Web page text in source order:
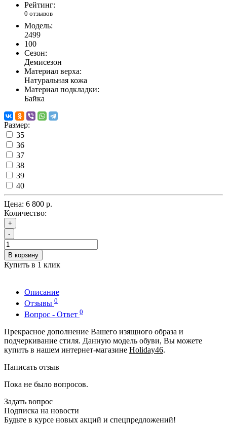
Рейтинг:
0 отзывов
Модель:
2499
100
Сезон:
Демисезон
Материал верха:
Натуральная кожа
Материал подкладки:
Байка
Размер:
35
36
37
38
39
40
Цена: 6 800 р.
Количество:
+
-
В корзину
Купить в 1 клик
Описание
Отзывы 0
Вопрос - Ответ 0
Прекрасное дополнение Вашего изящного образа и
подчеркивание стиля. Данную модель обуви, Вы можете
купить в нашем интернет-магазине Holiday46.
Написать отзыв
Пока не было вопросов.
Задать вопрос
Подписка на новости
Будьте в курсе новых акций и спецпредложений!